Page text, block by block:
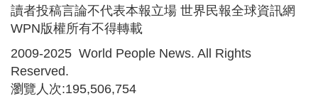
讀者投稿言論不代表本報立場 世界民報全球資訊網
WPN版權所有不得轉載
2009-2025 World People News. All Rights
Reserved.
瀏覽人次:195,506,754